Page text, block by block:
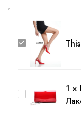
Ангела
Црвени
Црвена
Лакована
1 ×